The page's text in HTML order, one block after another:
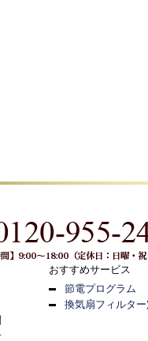
おすすめサービス
節電プログラム
換気扇フィルタ